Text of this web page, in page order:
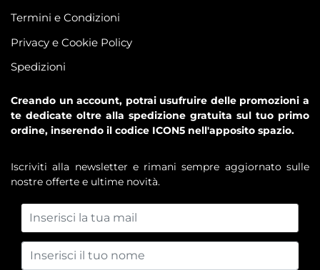
Termini e Condizioni
Privacy e Cookie Policy
Spedizioni
Creando un account, potrai usufruire delle promozioni a
te dedicate oltre alla spedizione gratuita sul tuo primo
ordine, inserendo il codice ICON5 nell'apposito spazio.
Iscriviti alla newsletter e rimani sempre aggiornato sulle
nostre offerte e ultime novità.